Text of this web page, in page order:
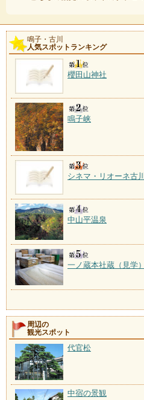
鳴子・古川
人気スポットランキング
櫻田山神社
鳴子峡
シネマ・リオーネ古川
中山平温泉
一ノ蔵本社蔵（見学）
周辺の
観光スポット
代官松
中宿の景観